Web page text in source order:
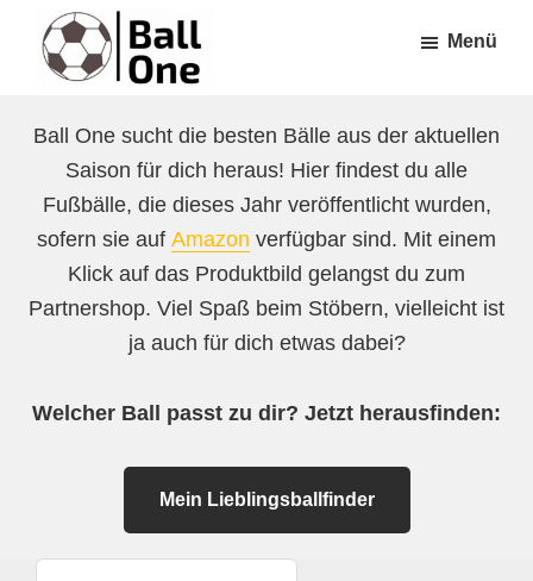
Inhalt
springen
Fußzeile
springen
One
Fußball!
Menü
Ball One sucht die besten Bälle aus der aktuellen
Saison für dich heraus! Hier findest du alle
Fußbälle, die dieses Jahr veröffentlicht wurden,
sofern sie auf Amazon verfügbar sind. Mit einem
Klick auf das Produktbild gelangst du zum
Partnershop. Viel Spaß beim Stöbern, vielleicht ist
ja auch für dich etwas dabei?
Welcher Ball passt zu dir? Jetzt herausfinden:
Mein Lieblingsballfinder